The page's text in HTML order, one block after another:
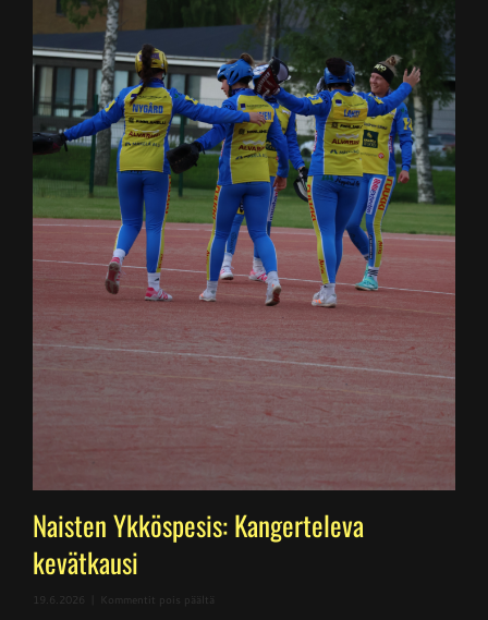
Naisten Ykköspesis: Kangerteleva
kevätkausi
19.6.2026 Kommentit pois päältä